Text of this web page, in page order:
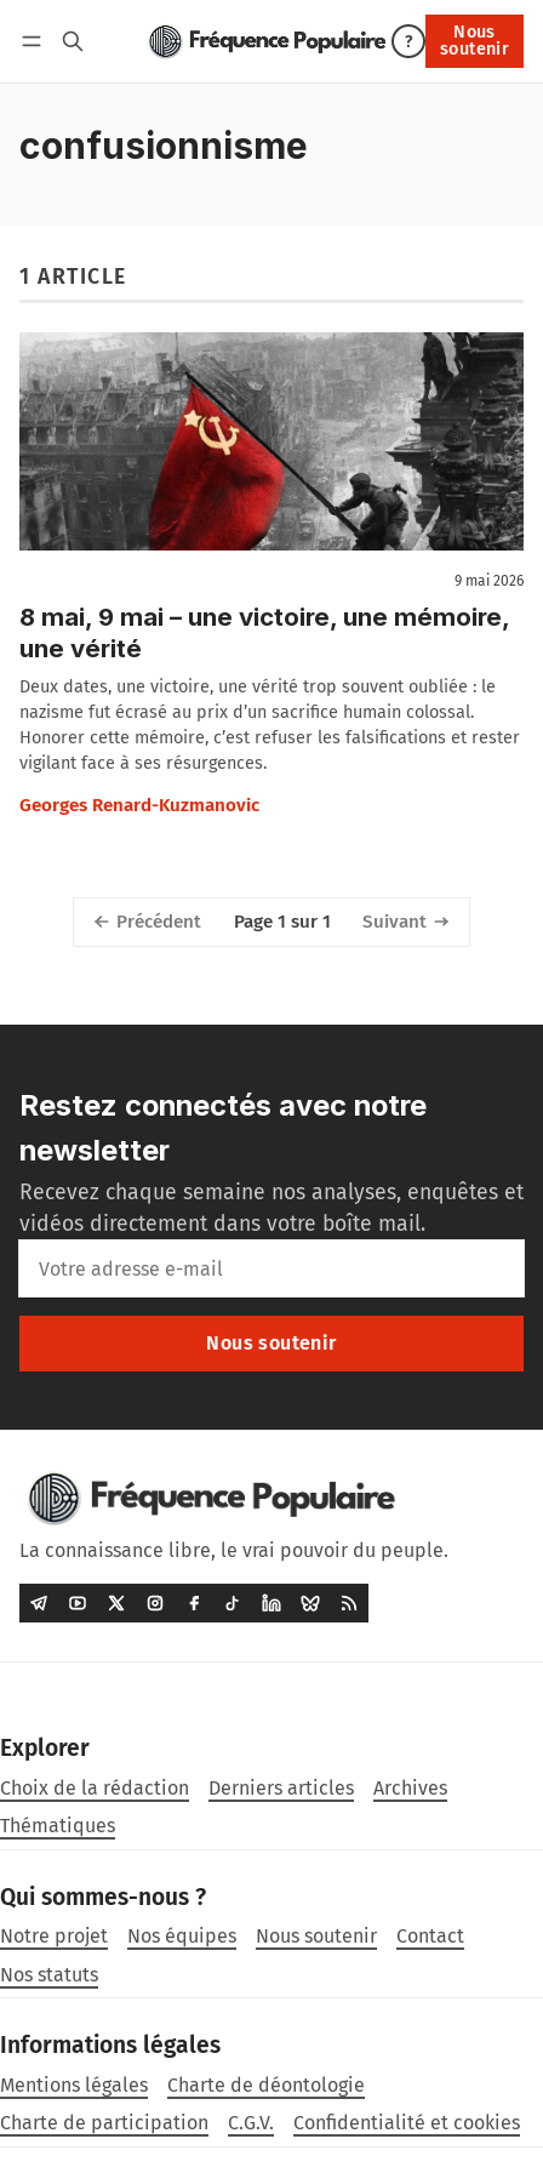
?
Nous
soutenir
Nous soutenir
confusionnisme
1 ARTICLE
9 mai 2026
8 mai, 9 mai – une victoire, une mémoire,
une vérité
Deux dates, une victoire, une vérité trop souvent oubliée : le
nazisme fut écrasé au prix d’un sacrifice humain colossal.
Honorer cette mémoire, c’est refuser les falsifications et rester
vigilant face à ses résurgences.
Georges Renard-Kuzmanovic
Précédent Page 1 sur 1 Suivant
Restez connectés avec notre
newsletter
Recevez chaque semaine nos analyses, enquêtes et
vidéos directement dans votre boîte mail.
Nous soutenir
La connaissance libre, le vrai pouvoir du peuple.
Explorer
Choix de la rédaction Derniers articles
Archives
Thématiques
Qui sommes-nous ?
Notre projet Nos équipes Nous soutenir
Contact
Nos statuts
Informations légales
Mentions légales
Charte de déontologie
Charte de participation
C.G.V. Confidentialité et cookies